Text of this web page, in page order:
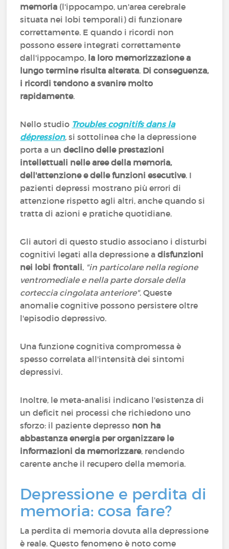
memoria (l'ippocampo, un'area cerebrale
situata nei lobi temporali) di funzionare
correttamente. E quando i ricordi non
possono essere integrati correttamente
dall'ippocampo, la loro memorizzazione a
lungo termine risulta alterata. Di conseguenza,
i ricordi tendono a svanire molto
rapidamente.
Nello studio Troubles cognitifs dans la
dépression, si sottolinea che la depressione
porta a undeclino delle prestazioni
intellettuali nelle aree della memoria,
dell'attenzione e delle funzioni esecutive. I
pazienti depressi mostrano più errori di
attenzione rispetto agli altri, anche quando si
tratta di azioni e pratiche quotidiane.
Gli autori di questo studio associano i disturbi
cognitivi legati alla depressione a disfunzioni
nei lobi frontali, "in particolare nella regione
ventromediale e nella parte dorsale della
corteccia cingolata anteriore". Queste
anomalie cognitive possono persistere oltre
l'episodio depressivo.
Una funzione cognitiva compromessa è
spesso correlata all'intensità dei sintomi
depressivi.
Inoltre, le meta-analisi indicano l'esistenza di
un deficit nei processi che richiedono uno
sforzo: il paziente depresso non ha
abbastanza energia per organizzare le
informazioni da memorizzare, rendendo
carente anche il recupero della memoria.
Depressione e perdita di
memoria: cosa fare?
La perdita di memoria dovuta alla depressione
è reale. Questo fenomeno è noto come